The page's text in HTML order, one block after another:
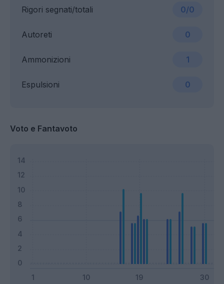
Ammonizioni 1
Rigori segnati/totali 0/0
Espulsioni 0
Autoreti 0
Voto e Fantavoto